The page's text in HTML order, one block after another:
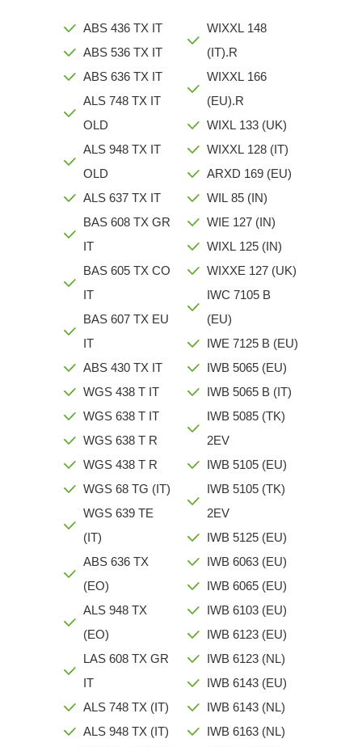
ABS 436 TX IT
ABS 536 TX IT
ABS 636 TX IT
ALS 748 TX IT
OLD
ALS 948 TX IT
OLD
ALS 637 TX IT
BAS 608 TX GR
IT
BAS 605 TX CO
IT
BAS 607 TX EU
IT
ABS 430 TX IT
WGS 438 T IT
WGS 638 T IT
WGS 638 T R
WGS 438 T R
WGS 68 TG (IT)
WGS 639 TE
(IT)
ABS 636 TX
(EO)
ALS 948 TX
(EO)
LAS 608 TX GR
IT
ALS 748 TX (IT)
ALS 948 TX (IT)
WIXXL 148
(IT).R
WIXXL 166
(EU).R
WIXL 133 (UK)
WIXXL 128 (IT)
ARXD 169 (EU)
WIL 85 (IN)
WIE 127 (IN)
WIXL 125 (IN)
WIXXE 127 (UK)
IWC 7105 B
(EU)
IWE 7125 B (EU)
IWB 5065 (EU)
IWB 5065 B (IT)
IWB 5085 (TK)
2EV
IWB 5105 (EU)
IWB 5105 (TK)
2EV
IWB 5125 (EU)
IWB 6063 (EU)
IWB 6065 (EU)
IWB 6103 (EU)
IWB 6123 (EU)
IWB 6123 (NL)
IWB 6143 (EU)
IWB 6143 (NL)
IWB 6163 (NL)